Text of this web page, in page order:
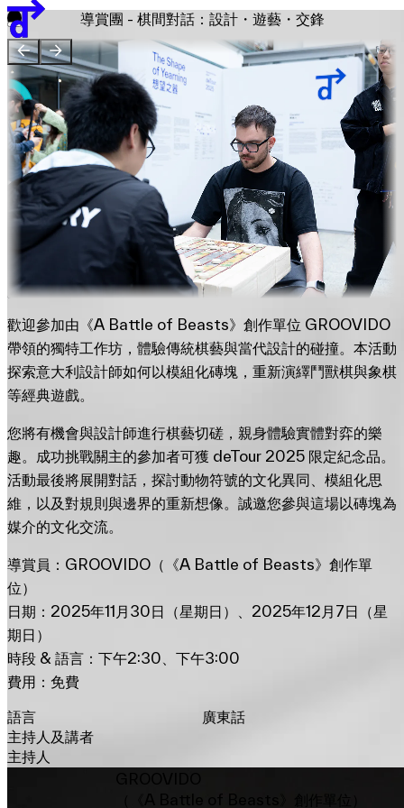
團隊
贊助單位
EN 繁
展覽地圖
導賞團 - 棋間對話：設計・遊藝・交鋒
歡迎參加由《A Battle of Beasts》創作單位 GROOVIDO
帶領的獨特工作坊，體驗傳統棋藝與當代設計的碰撞。本活動
探索意大利設計師如何以模組化磚塊，重新演繹鬥獸棋與象棋
等經典遊戲。
您將有機會與設計師進行棋藝切磋，親身體驗實體對弈的樂
趣。成功挑戰關主的參加者可獲 deTour 2025 限定紀念品。
活動最後將展開對話，探討動物符號的文化異同、模組化思
維，以及對規則與邊界的重新想像。誠邀您參與這場以磚塊為
媒介的文化交流。
導賞員：GROOVIDO（《A Battle of Beasts》創作單
位）
日期：2025年11月30日（星期日）、2025年12月7日（星
期日）
時段 & 語言：下午2:30、下午3:00
費用：免費
語言
廣東話
主持人及講者
主持人
（《A Battle of Beasts》創作單位）